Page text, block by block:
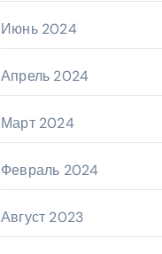
Июнь 2024
Апрель 2024
Март 2024
Февраль 2024
Август 2023